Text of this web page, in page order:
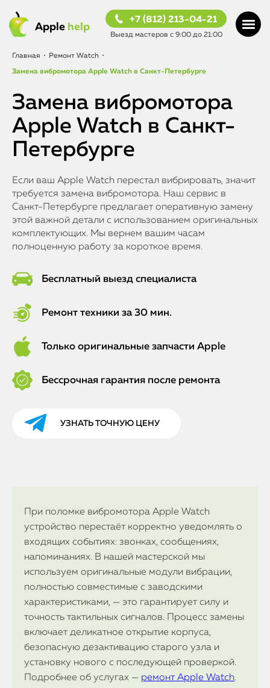
Apple help
+7 (812) 213-04-21
Выезд мастеров с 9:00 до 21:00
Главная • Ремонт Watch •
Замена вибромотора Apple Watch в Санкт-Петербурге
Замена вибромотора
Apple Watch в Санкт-
Петербурге
Если ваш Apple Watch перестал вибрировать, значит
требуется замена вибромотора. Наш сервис в
Санкт-Петербурге предлагает оперативную замену
этой важной детали с использованием оригинальных
комплектующих. Мы вернем вашим часам
полноценную работу за короткое время.
Бесплатный выезд специалиста
Ремонт техники за 30 мин.
Только оригинальные запчасти Apple
Бессрочная гарантия после ремонта
УЗНАТЬ ТОЧНУЮ ЦЕНУ
При поломке вибромотора Apple Watch
устройство перестаёт корректно уведомлять о
входящих событиях: звонках, сообщениях,
напоминаниях. В нашей мастерской мы
используем оригинальные модули вибрации,
полностью совместимые с заводскими
характеристиками, — это гарантирует силу и
точность тактильных сигналов. Процесс замены
включает деликатное открытие корпуса,
безопасную дезактивацию старого узла и
установку нового с последующей проверкой.
Подробнее об услугах — ремонт Apple Watch.